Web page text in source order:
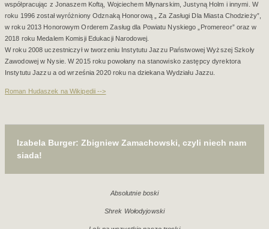
współpracując z Jonaszem Koftą, Wojciechem Młynarskim, Justyną Holm i innymi. W
roku 1996 został wyróżniony Odznaką Honorową „ Za Zasługi Dla Miasta Chodzieży”,
w roku 2013 Honorowym Orderem Zasług dla Powiatu Nyskiego „Promereor” oraz w
2018 roku Medalem Komisji Edukacji Narodowej.
W roku 2008 uczestniczył w tworzeniu Instytutu Jazzu Państwowej Wyższej Szkoły
Zawodowej w Nysie. W 2015 roku powołany na stanowisko zastępcy dyrektora
Instytutu Jazzu a od września 2020 roku na dziekana Wydziału Jazzu.
Roman Hudaszek na Wikipedii -->
Izabela Burger: Zbigniew Zamachowski, czyli niech nam
siada!
Absolutnie boski
Shrek Wołodyjowski